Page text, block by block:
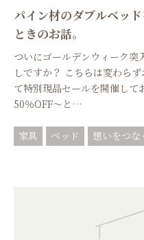
パイン材のダブルベッ
ときのお話。
ついにゴールデンウィーク
しですか？ こちらは変わら
て特別現品セールを開催して
50％OFF～と…
家具 ベッド 想いをつな